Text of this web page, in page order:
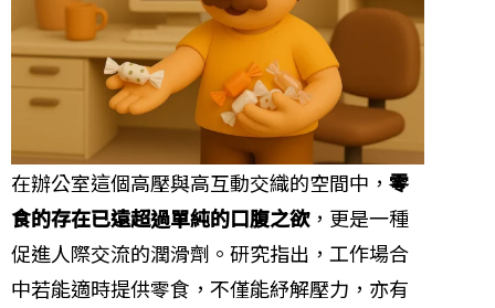
在辦公室這個高壓與高互動交織的空間中， 零
食的存在已遠超過單純的口腹之欲，更是一種
促進人際交流的潤滑劑。研究指出，工作場合
中若能適時提供零食，不僅能紓解壓力，亦有